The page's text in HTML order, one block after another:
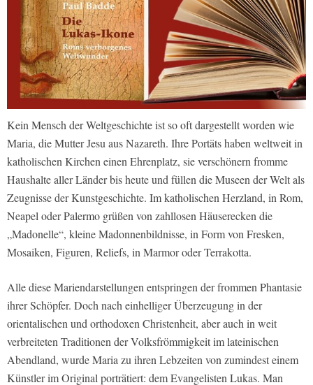
Kein Mensch der Weltgeschichte ist so oft dargestellt worden wie
Maria, die Mutter Jesu aus Nazareth. Ihre Portäts haben weltweit in
katholischen Kirchen einen Ehrenplatz, sie verschönern fromme
Haushalte aller Länder bis heute und füllen die Museen der Welt als
Zeugnisse der Kunstgeschichte. Im katholischen Herzland, in Rom,
Neapel oder Palermo grüßen von zahllosen Häuserecken die
„Madonelle“, kleine Madonnenbildnisse, in Form von Fresken,
Mosaiken, Figuren, Reliefs, in Marmor oder Terrakotta.
Alle diese Mariendarstellungen entspringen der frommen Phantasie
ihrer Schöpfer. Doch nach einhelliger Überzeugung in der
orientalischen und orthodoxen Christenheit, aber auch in weit
verbreiteten Traditionen der Volksfrömmigkeit im lateinischen
Abendland, wurde Maria zu ihren Lebzeiten von zumindest einem
Künstler im Original porträtiert: dem Evangelisten Lukas. Man